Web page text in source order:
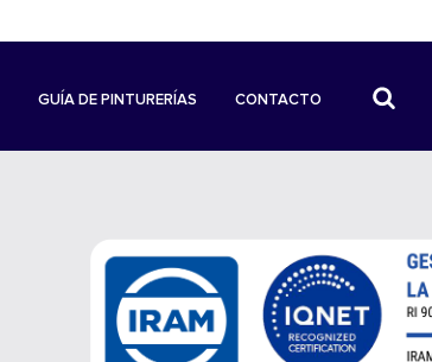
GUÍA DE PINTURERÍAS CONTACTO